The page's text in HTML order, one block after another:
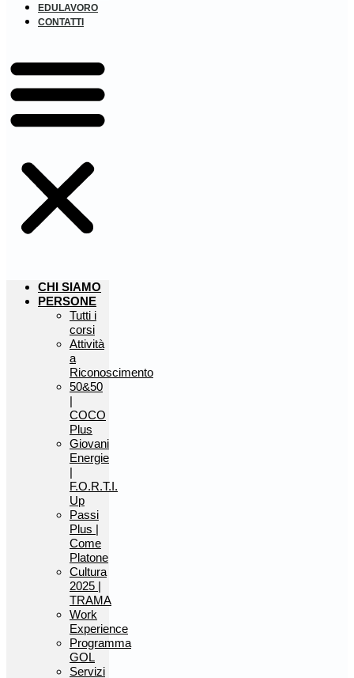
EDULAVORO
CONTATTI
CHI SIAMO
PERSONE
Tutti i
corsi
Attività
a
Riconoscimento
50&50
|
COCO
Plus
Giovani
Energie
|
F.O.R.T.I.
Up
Passi
Plus |
Come
Platone
Cultura
2025 |
TRAMA
Work
Experience
Programma
GOL
Servizi